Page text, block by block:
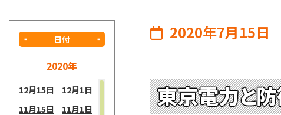
日付
2020年
12月15日
12月1日
11月15日
11月1日
2020年7月15日
東京電力と